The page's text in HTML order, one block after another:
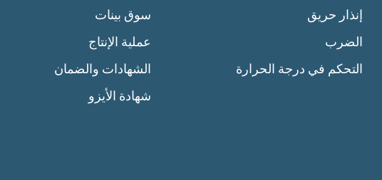
سوق بينات
عملية الإنتاج
الشهادات والضمان
شهادة الأيزو
إنذار حريق
الضرب
التحكم في درجة الحرارة